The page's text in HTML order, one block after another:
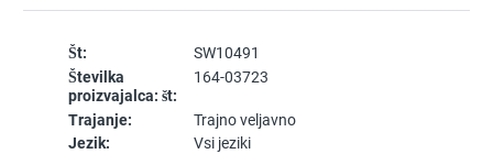
Št:
SW10491
Številka
proizvajalca: št:
164-03723
Trajanje:
Trajno veljavno
Jezik:
Vsi jeziki